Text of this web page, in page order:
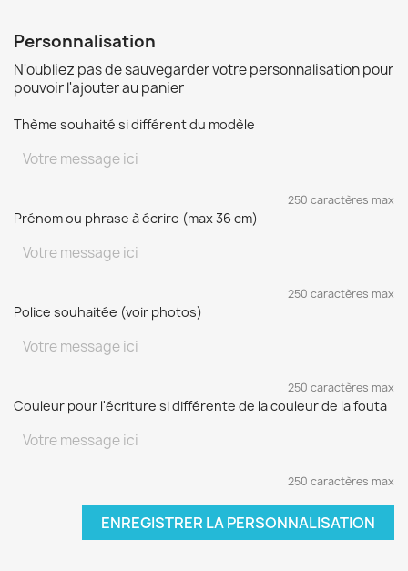
Personnalisation
N'oubliez pas de sauvegarder votre personnalisation pour
pouvoir l'ajouter au panier
Thème souhaité si différent du modèle
250 caractères max
Prénom ou phrase à écrire (max 36 cm)
250 caractères max
Police souhaitée (voir photos)
250 caractères max
Couleur pour l'écriture si différente de la couleur de la fouta
250 caractères max
ENREGISTRER LA PERSONNALISATION